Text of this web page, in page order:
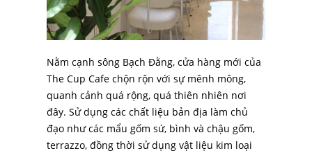
Nằm cạnh sông Bạch Đằng, cửa hàng mới của
The Cup Cafe chộn rộn với sự mênh mông,
quanh cảnh quá rộng, quá thiên nhiên nơi
đây. Sử dụng các chất liệu bản địa làm chủ
đạo như các mẩu gốm sứ, bình và chậu gốm,
terrazzo, đồng thời sử dụng vật liệu kim loại